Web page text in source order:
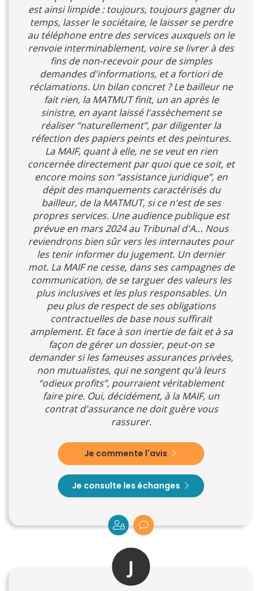
est ainsi limpide : toujours, toujours gagner du
temps, lasser le sociétaire, le laisser se perdre
au téléphone entre des services auxquels on le
renvoie interminablement, voire se livrer à des
fins de non-recevoir pour de simples
demandes d'informations, et a fortiori de
réclamations. Un bilan concret ? Le bailleur ne
fait rien, la MATMUT finit, un an après le
sinistre, en ayant laissé l'assèchement se
réaliser “naturellement”, par diligenter la
réfection des papiers peints et des peintures.
La MAIF, quant à elle, ne se veut en rien
concernée directement par quoi que ce soit, et
encore moins son “assistance juridique”, en
dépit des manquements caractérisés du
bailleur, de la MATMUT, si ce n'est de ses
propres services. Une audience publique est
prévue en mars 2024 au Tribunal d'A… Nous
reviendrons bien sûr vers les internautes pour
les tenir informer du jugement. Un dernier
mot. La MAIF ne cesse, dans ses campagnes de
communication, de se targuer des valeurs les
plus inclusives et les plus responsables. Un
peu plus de respect de ses obligations
contractuelles de base nous suffirait
amplement. Et face à son inertie de fait et à sa
façon de gérer un dossier, peut-on se
demander si les fameuses assurances privées,
non mutualistes, qui ne songent qu'à leurs
“odieux profits”, pourraient véritablement
faire pire. Oui, décidément, à la MAIF, un
contrat d'assurance ne doit guère vous
rassurer.
Je commente l'avis
Je consulte les échanges
J